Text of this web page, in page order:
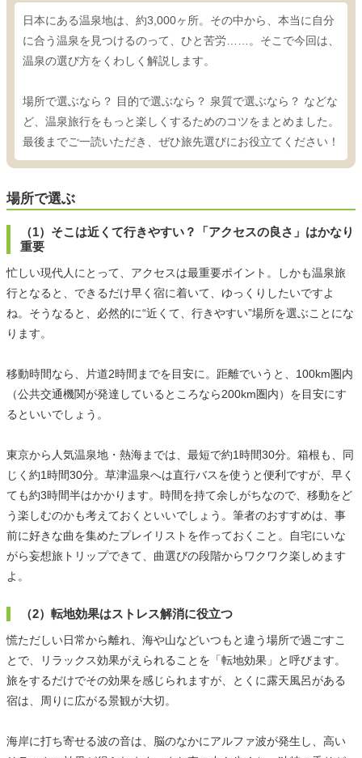
日本にある温泉地は、約3,000ヶ所。その中から、本当に自分
に合う温泉を見つけるのって、ひと苦労……。そこで今回は、
温泉の選び方をくわしく解説します。
場所で選ぶなら？ 目的で選ぶなら？ 泉質で選ぶなら？ などな
ど、温泉旅行をもっと楽しくするためのコツをまとめました。
最後までご一読いただき、ぜひ旅先選びにお役立てください！
場所で選ぶ
（1）そこは近くて行きやすい？「アクセスの良さ」はかなり
重要
忙しい現代人にとって、アクセスは最重要ポイント。しかも温泉旅
行となると、できるだけ早く宿に着いて、ゆっくりしたいですよ
ね。そうなると、必然的に“近くて、行きやすい”場所を選ぶことにな
ります。
移動時間なら、片道2時間までを目安に。距離でいうと、100km圏内
（公共交通機関が発達しているところなら200km圏内）を目安にす
るといいでしょう。
東京から人気温泉地・熱海までは、最短で約1時間30分。箱根も、同
じく約1時間30分。草津温泉へは直行バスを使うと便利ですが、早く
ても約3時間半はかかります。時間を持て余しがちなので、移動をど
う楽しむのかも考えておくといいでしょう。筆者のおすすめは、事
前に好きな曲を集めたプレイリストを作っておくこと。自宅にいな
がら妄想旅トリップできて、曲選びの段階からワクワク楽しめます
よ。
（2）転地効果はストレス解消に役立つ
慌ただしい日常から離れ、海や山などいつもと違う場所で過ごすこ
とで、リラックス効果がえられることを「転地効果」と呼びます。
旅をするだけでその効果を感じられますが、とくに露天風呂がある
宿は、周りに広がる景観が大切。
海岸に打ち寄せる波の音は、脳のなかにアルファ波が発生し、高い